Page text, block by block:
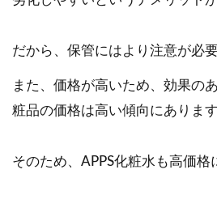
だから、保管にはより注意が必要
また、価格が高いため、効果の
粧品の価格は高い傾向にあります
そのため、APPS化粧水も高価格